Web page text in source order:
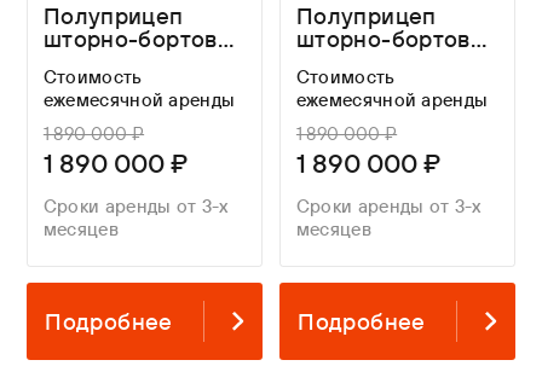
Полуприцеп
шторно-бортовой
закладными, без
ящика, без
коников
Стоимость
ежемесячной аренды
1 890 000 ₽
1 890 000 ₽
Сроки аренды от 3-х
месяцев
Подробнее
Полуприцеп
шторно-бортовой
закладными, без
ящика, без
коников
Стоимость
ежемесячной аренды
1 890 000 ₽
1 890 000 ₽
Сроки аренды от 3-х
месяцев
Подробнее